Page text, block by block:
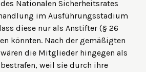
Nationalen Sicherheitsrates
im Ausführungsstadium
diese nur als Anstifter (§ 26
könnten. Nach der gemäßigten
die Mitglieder hingegen als
weil sie durch ihre